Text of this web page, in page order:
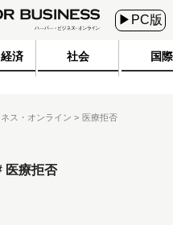
▶PC版
済 社会 国際
ス・オンライン 医療拒否
医療拒否